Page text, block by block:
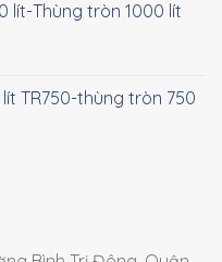
lít-Thùng tròn 1000 lít
TR750-thùng tròn 750